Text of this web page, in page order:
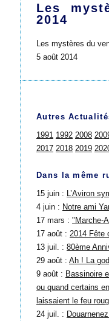
Les
2014
Les mystères du
5 août 2014
Autres
1991 1992 2008
2017 2018 2019
Dans la même
15 juin : L’Aviron
4 juin : Notre ami
17 mars : "Marche-
17 août : 2014 Fête
13 juil. : 80ème
29 août : Ah ! La
9 août : Bassinoire
ou quand certains
laissaient le feu
24 juil. :